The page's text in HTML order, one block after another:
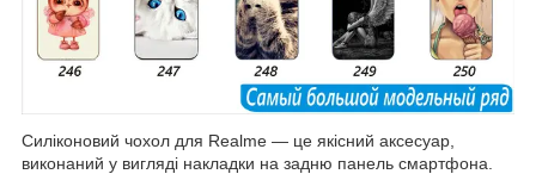
Силіконовий чохол для Realme ― це якісний аксесуар,
виконаний у вигляді накладки на задню панель смартфона.